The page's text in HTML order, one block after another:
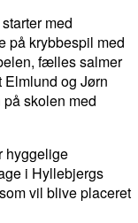
med
på krybbespil med
fælles salmer
og Jørn
skolen med
hyggelige
i Hyllebjergs
vil blive placeret